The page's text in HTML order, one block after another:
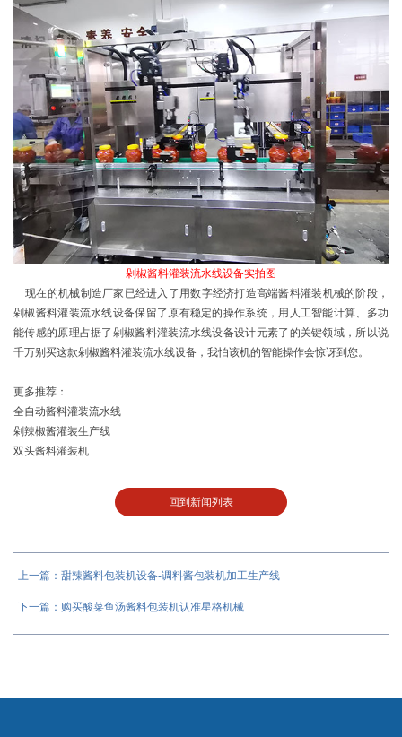
剁椒酱料灌装流水线设备实拍图
现在的机械制造厂家已经进入了用数字经济打造高端酱料灌装机械的阶段，
剁椒酱料灌装流水线设备保留了原有稳定的操作系统，用人工智能计算、多功
能传感的原理占据了剁椒酱料灌装流水线设备设计元素了的关键领域，所以说
千万别买这款剁椒酱料灌装流水线设备，我怕该机的智能操作会惊讶到您。
更多推荐：
全自动酱料灌装流水线
剁辣椒酱灌装生产线
双头酱料灌装机
回到新闻列表
上一篇：甜辣酱料包装机设备-调料酱包装机加工生产线
下一篇：购买酸菜鱼汤酱料包装机认准星格机械